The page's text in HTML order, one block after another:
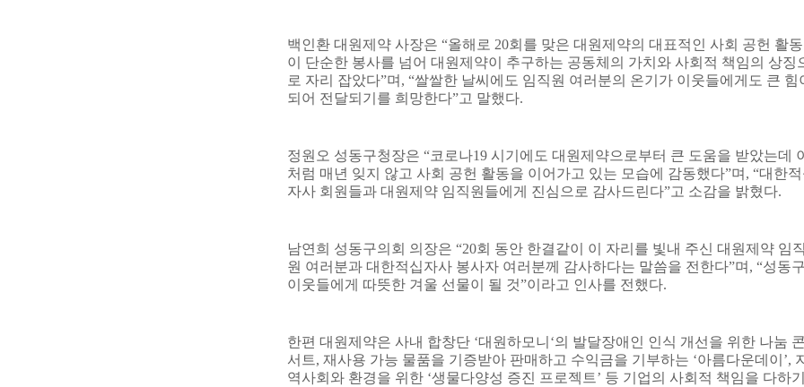
백인환 대원제약 사장은 “올해로 20회를 맞은 대원제약의 대표적인 사회 공헌 활동
이 단순한 봉사를 넘어 대원제약이 추구하는 공동체의 가치와 사회적 책임의 상징
로 자리 잡았다”며 , “쌀쌀한 날씨에도 임직원 여러분의 온기가 이웃들에게도 큰 힘
되어 전달되기를 희망한다”고 말했다.
정원오 성동구청장은 “코로나19 시기에도 대원제약으로부터 큰 도움을 받았는데
처럼 매년 잊지 않고 사회 공헌 활동을 이어가고 있는 모습에 감동했다”며 , “대한
자사 회원들과 대원제약 임직원들에게 진심으로 감사드린다”고 소감을 밝혔다.
남연희 성동구의회 의장은 “20회 동안 한결같이 이 자리를 빛내 주신 대원제약 임
원 여러분과 대한적십자사 봉사자 여러분께 감사하다는 말씀을 전한다”며 , “성동
이웃들에게 따뜻한 겨울 선물이 될 것”이라고 인사를 전했다.
한편 대원제약은 사내 합창단 ‘대원하모니 ‘의 발달장애인 인식 개선을 위한 나눔
서트 , 재사용 가능 물품을 기증받아 판매하고 수익금을 기부하는 ‘아름다운데이 ’,
역사회와 환경을 위한 ‘생물다양성 증진 프로젝트 ’ 등 기업의 사회적 책임을 다하